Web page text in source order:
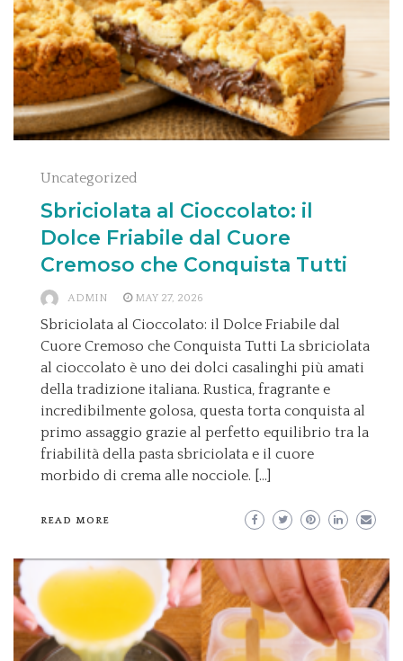
Uncategorized
Sbriciolata al Cioccolato: il
Dolce Friabile dal Cuore
Cremoso che Conquista Tutti
ADMIN MAY 27, 2026
Sbriciolata al Cioccolato: il Dolce Friabile dal
Cuore Cremoso che Conquista Tutti La sbriciolata
al cioccolato è uno dei dolci casalinghi più amati
della tradizione italiana. Rustica, fragrante e
incredibilmente golosa, questa torta conquista al
primo assaggio grazie al perfetto equilibrio tra la
friabilità della pasta sbriciolata e il cuore
morbido di crema alle nocciole. […]
READ MORE